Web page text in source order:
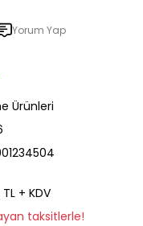
Yorum Yap
Ürünleri
TL + KDV
taksitlerle!